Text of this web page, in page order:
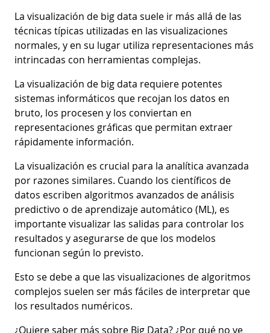
La visualización de big data suele ir más allá de las
técnicas típicas utilizadas en las visualizaciones
normales, y en su lugar utiliza representaciones más
intrincadas con herramientas complejas.
La visualización de big data requiere potentes
sistemas informáticos que recojan los datos en
bruto, los procesen y los conviertan en
representaciones gráficas que permitan extraer
rápidamente información.
La visualización es crucial para la analítica avanzada
por razones similares. Cuando los científicos de
datos escriben algoritmos avanzados de análisis
predictivo o de aprendizaje automático (ML), es
importante visualizar las salidas para controlar los
resultados y asegurarse de que los modelos
funcionan según lo previsto.
Esto se debe a que las visualizaciones de algoritmos
complejos suelen ser más fáciles de interpretar que
los resultados numéricos.
¿Quiere saber más sobre Big Data? ¿Por qué no ve